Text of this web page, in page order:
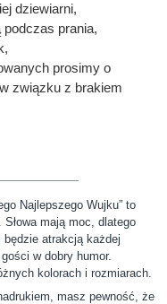
dziewiarni,
podczas prania,
prosimy o
związku z brakiem
Najlepszego Wujku” to
mają moc, dlatego
atrakcją każdej
w dobry humor.
kolorach i rozmiarach.
masz pewność, że